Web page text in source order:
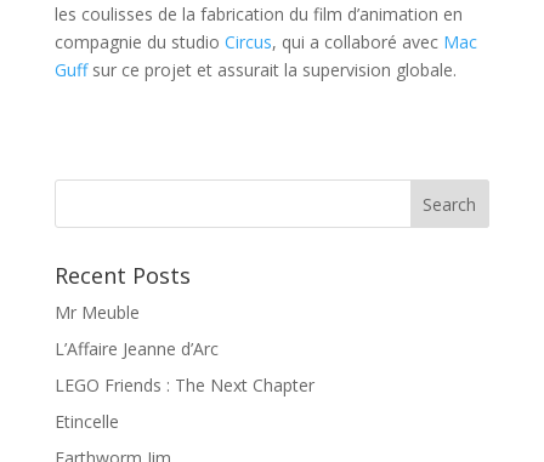
les coulisses de la fabrication du film d’animation en
compagnie du studio Circus, qui a collaboré avec Mac
Guffsur ce projet et assurait la supervision globale.
Recent Posts
Mr Meuble
L’Affaire Jeanne d’Arc
LEGO Friends : The Next Chapter
Etincelle